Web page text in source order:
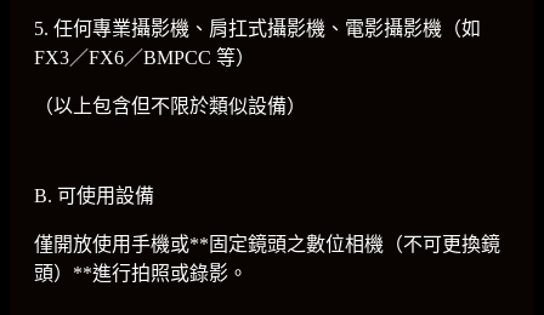
5. 任何專業攝影機、肩扛式攝影機、電影攝影機（如
FX3／FX6／BMPCC 等）
（以上包含但不限於類似設備）
B. 可使用設備
僅開放使用手機或**固定鏡頭之數位相機（不可更換鏡
頭）**進行拍照或錄影。